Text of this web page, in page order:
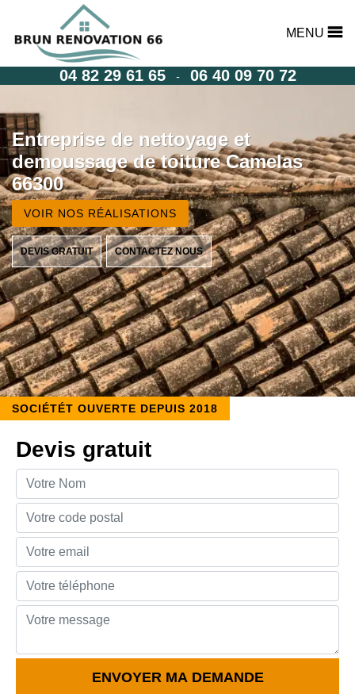
MENU
04 82 29 61 65 - 06 40 09 70 72
Entreprise de nettoyage et
demoussage de toiture Camelas
66300
VOIR NOS RÉALISATIONS
DEVIS GRATUIT CONTACTEZ NOUS
SOCIÉTÉT OUVERTE DEPUIS 2018
Devis gratuit